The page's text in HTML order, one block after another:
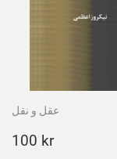
عقل و نقل
Ordinarie
100 kr100